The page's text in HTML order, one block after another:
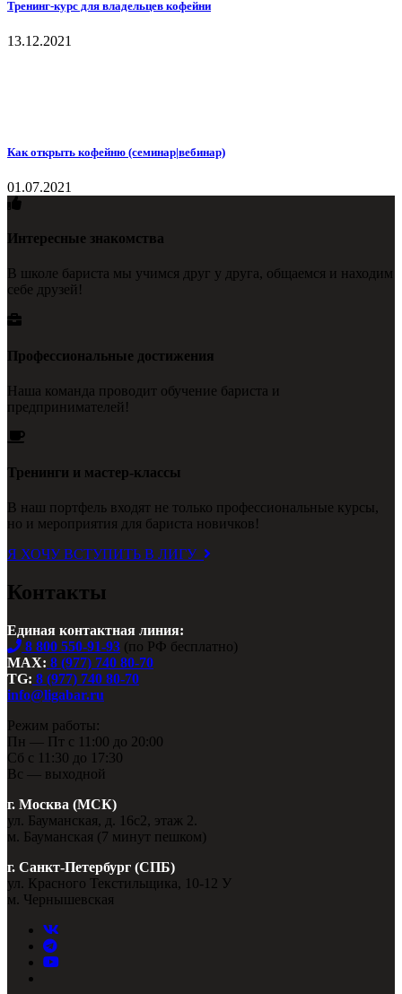
Тренинг-курс для владельцев кофейни
13.12.2021
Как открыть кофейню (семинар|вебинар)
01.07.2021
Интересные знакомства
В школе бариста мы учимся друг у друга, общаемся и находим
себе друзей!
Профессиональные достижения
Наша команда проводит обучение бариста и
предпринимателей!
Тренинги и мастер-классы
В наш портфель входят не только профессиональные курсы,
но и мероприятия для бариста новичков!
Я ХОЧУ ВСТУПИТЬ В ЛИГУ
Контакты
Единая контактная линия:
8 800 550-91-93 (по РФ бесплатно)
MAX: 8 (977) 740 80-70
TG: 8 (977) 740 80-70
info@ligabar.ru
Режим работы:
Пн — Пт с 11:00 до 20:00
Сб с 11:30 до 17:30
Вс — выходной
г. Москва (МСК)
ул. Бауманская, д. 16с2, этаж 2.
м. Бауманская (7 минут пешком)
г. Санкт-Петербург (СПБ)
ул. Красного Текстильщика, 10-12 У
м. Чернышевская